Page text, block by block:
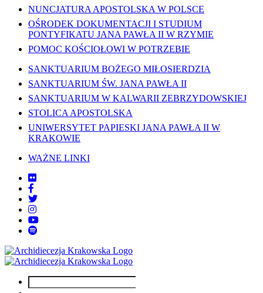
NUNCJATURA APOSTOLSKA W POLSCE
OŚRODEK DOKUMENTACJI I STUDIUM
PONTYFIKATU JANA PAWŁA II W RZYMIE
POMOC KOŚCIOŁOWI W POTRZEBIE
SANKTUARIUM BOŻEGO MIŁOSIERDZIA
SANKTUARIUM ŚW. JANA PAWŁA II
SANKTUARIUM W KALWARII ZEBRZYDOWSKIEJ
STOLICA APOSTOLSKA
UNIWERSYTET PAPIESKI JANA PAWŁA II W
KRAKOWIE
WAŻNE LINKI